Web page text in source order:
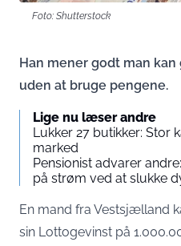
Foto: Shutterstock
Han mener godt man
uden at bruge pengene.
Lige nu læser andre
Lukker 27 butikker:
marked
Pensionist advarer
på strøm ved at slukke
En mand fra Vestsjælland
sin Lottogevinst på